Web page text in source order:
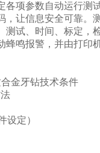
项参数自动运行测
让信息安全可靠。
测试、时间、标定 ，
鸣报警，并由打印
金牙钻技术条件
设定）